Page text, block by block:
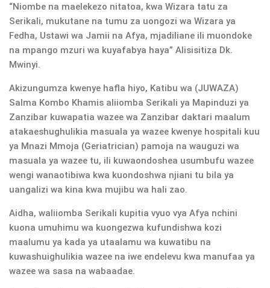
“Niombe na maelekezo nitatoa, kwa Wizara tatu za
Serikali, mukutane na tumu za uongozi wa Wizara ya
Fedha, Ustawi wa Jamii na Afya, mjadiliane ili muondoke
na mpango mzuri wa kuyafabya haya” Alisisitiza Dk.
Mwinyi.
Akizungumza kwenye hafla hiyo, Katibu wa (JUWAZA)
Salma Kombo Khamis aliiomba Serikali ya Mapinduzi ya
Zanzibar kuwapatia wazee wa Zanzibar daktari maalum
atakaeshughulikia masuala ya wazee kwenye hospitali kuu
ya Mnazi Mmoja (Geriatrician) pamoja na wauguzi wa
masuala ya wazee tu, ili kuwaondoshea usumbufu wazee
wengi wanaotibiwa kwa kuondoshwa njiani tu bila ya
uangalizi wa kina kwa mujibu wa hali zao.
Aidha, waliiomba Serikali kupitia vyuo vya Afya nchini
kuona umuhimu wa kuongezwa kufundishwa kozi
maalumu ya kada ya utaalamu wa kuwatibu na
kuwashuighulikia wazee na iwe endelevu kwa manufaa ya
wazee wa sasa na wabaadae.